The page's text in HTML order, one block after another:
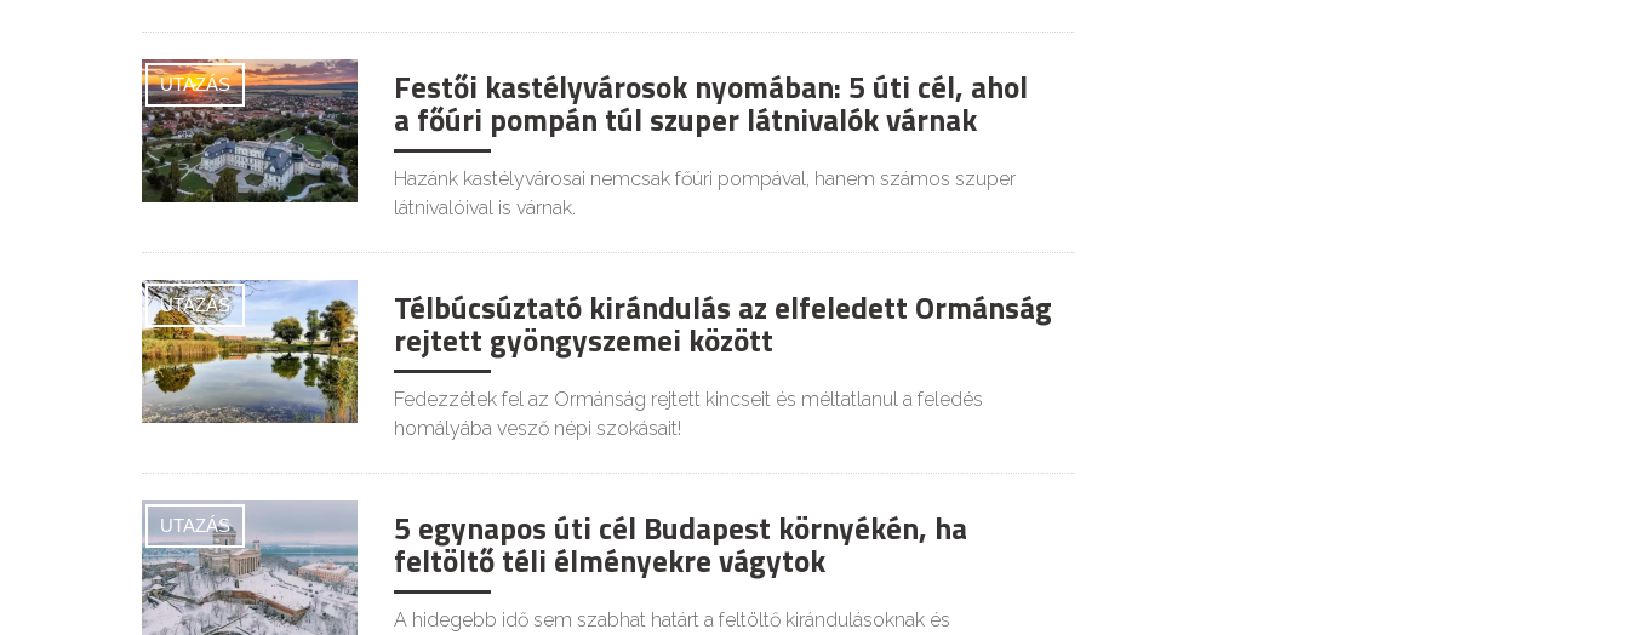
UTAZÁS Festői kastélyvárosok nyomában: 5 úti cél, ahol
a főúri pompán túl szuper látnivalók várnak
Hazánk kastélyvárosai nemcsak főúri pompával, hanem számos szuper
látnivalóival is várnak.
UTAZÁS Télbúcsúztató kirándulás az elfeledett Ormánság
rejtett gyöngyszemei között
Fedezzétek fel az Ormánság rejtett kincseit és méltatlanul a feledés
homályába vesző népi szokásait!
UTAZÁS 5 egynapos úti cél Budapest környékén, ha
feltöltő téli élményekre vágytok
A hidegebb idő sem szabhat határt a feltöltő kirándulásoknak és